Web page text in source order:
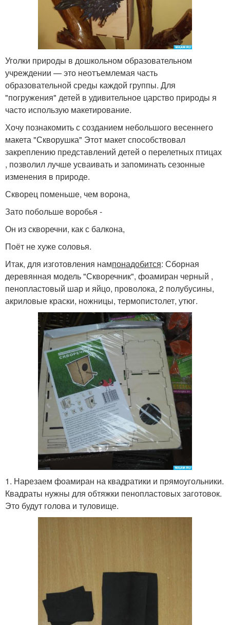
Уголки природы в дошкольном образовательном
учреждении — это неотъемлемая часть
образовательной среды каждой группы. Для
"погружения" детей в удивительное царство природы я
часто использую макетирование.
Хочу познакомить с созданием небольшого весеннего
макета "Скворушка" Этот макет способствовал
закреплению представлений детей о перелетных птицах
, позволил лучше усваивать и запоминать сезонные
изменения в природе.
Скворец поменьше, чем ворона,
Зато побольше воробья -
Он из скворечни, как с балкона,
Поёт не хуже соловья.
Итак, для изготовления нампонадобится: Сборная
деревянная модель "Скворечник", фоамиран черный ,
пенопластовый шар и яйцо, проволока, 2 полубусины,
акриловые краски, ножницы, термопистолет, утюг.
1. Нарезаем фоамиран на квадратики и прямоугольники.
Квадраты нужны для обтяжки пенопластовых заготовок.
Это будут голова и туловище.